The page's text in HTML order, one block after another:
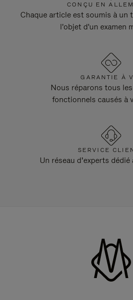
CONÇU EN
Chaque article est soumis à un
l'objet d'un examen
GARANTIE À
Nous réparons tous
fonctionnels causés à
SERVICE
Un réseau d’experts